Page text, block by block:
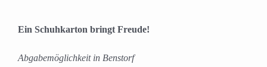
Ein Schuhkarton bringt Freude!
Abgabemöglichkeit in Benstorf